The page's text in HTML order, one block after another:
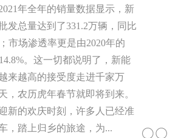
年全年的销量数据显示，新
发总量达到了331.2万辆，同比
市场渗透率更是由2020年的
。这一切都说明了，新能
来越高的接受度走进千家万
，农历虎年春节就即将到来。
新的欢庆时刻，许多人已经准
，踏上归乡的旅途，为...